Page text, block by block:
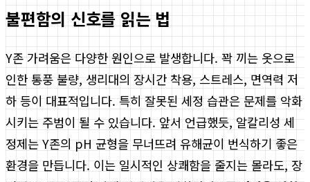
불편함의 신호를 읽는 법
Y존 가려움은 다양한 원인으로 발생합니다. 꽉 끼는 옷으로
인한 통풍 불량, 생리대의 장시간 착용, 스트레스, 면역력 저
하 등이 대표적입니다. 특히 잘못된 세정 습관은 문제를 악화
시키는 주범이 될 수 있습니다. 앞서 언급했듯, 알칼리성 세
정제는 Y존의 pH 균형을 무너뜨려 유해균이 번식하기 좋은
환경을 만듭니다. 이는 일시적인 상쾌함을 줄지는 몰라도, 장